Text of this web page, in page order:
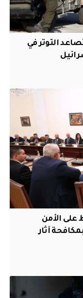
التوتر في
على الأمن
آثار